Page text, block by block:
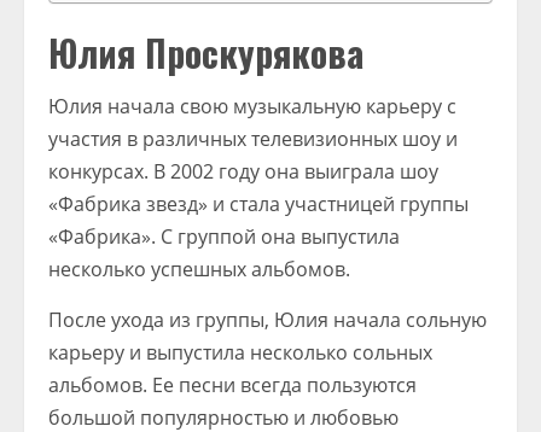
Юлия Проскурякова
Юлия начала свою музыкальную карьеру с
участия в различных телевизионных шоу и
конкурсах. В 2002 году она выиграла шоу
«Фабрика звезд» и стала участницей группы
«Фабрика». С группой она выпустила
несколько успешных альбомов.
После ухода из группы, Юлия начала сольную
карьеру и выпустила несколько сольных
альбомов. Ее песни всегда пользуются
большой популярностью и любовью